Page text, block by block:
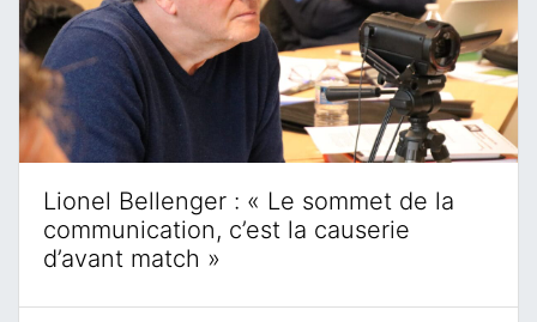
Lionel Bellenger : « Le sommet de la
communication, c’est la causerie
d’avant match »